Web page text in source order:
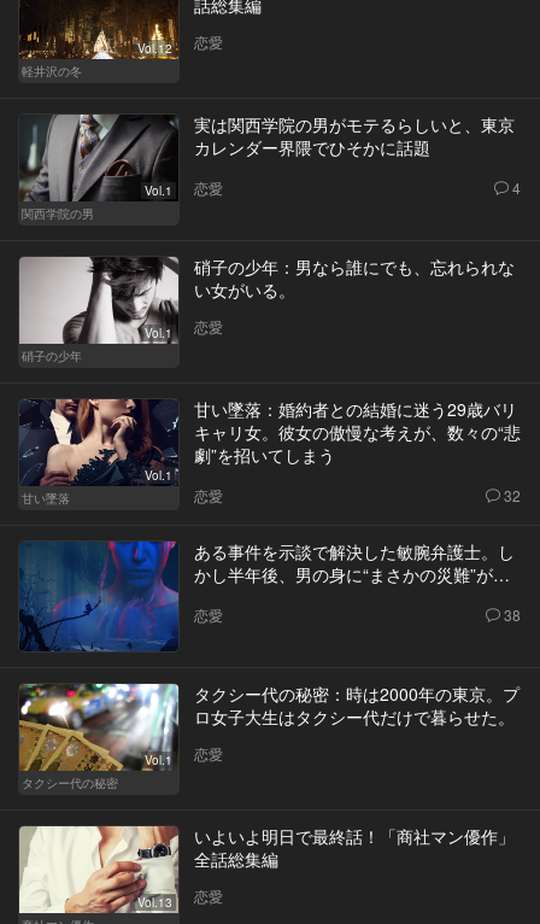
Vol.12
軽井沢の冬
話総集編
恋愛
Vol.1
関西学院の男
実は関西学院の男がモテるらしいと、東京
カレンダー界隈でひそかに話題
恋愛 4
Vol.1
硝子の少年
硝子の少年：男なら誰にでも、忘れられな
い女がいる。
恋愛
Vol.1
甘い墜落
甘い墜落：婚約者との結婚に迷う29歳バリ
キャリ女。彼女の傲慢な考えが、数々の“悲
劇”を招いてしまう
恋愛 32
ある事件を示談で解決した敏腕弁護士。し
かし半年後、男の身に“まさかの災難”が…
恋愛 38
Vol.1
タクシー代の秘密
タクシー代の秘密：時は2000年の東京。プ
ロ女子大生はタクシー代だけで暮らせた。
恋愛
Vol.13
いよいよ明日で最終話！「商社マン優作」
全話総集編
恋愛